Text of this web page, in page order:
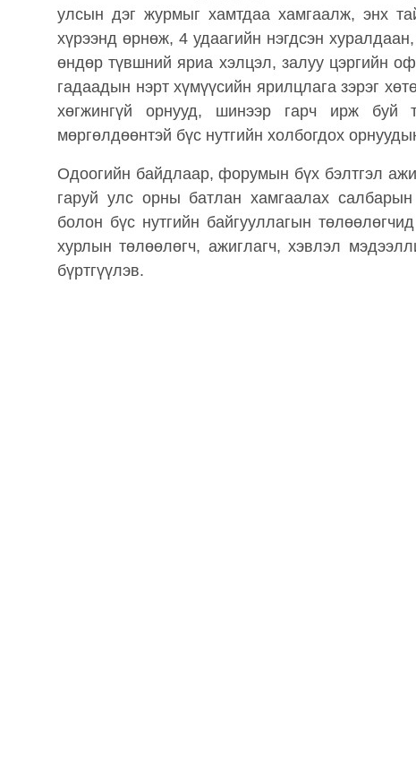
улсын дэг журмыг хамтдаа хамгаалж, энх
хүрээнд өрнөж, 4 удаагийн нэгдсэн
өндөр түвшний яриа хэлцэл, залуу цэргийн
гадаадын нэрт хүмүүсийн ярилцлага зэрэг
хөгжингүй орнууд, шинээр гарч ирж буй
мөргөлдөөнтэй бүс нутгийн холбогдох
Одоогийн байдлаар, форумын бүх бэлтгэл
гаруй улс орны батлан ​​хамгаалах
болон бүс нутгийн байгууллагын
хурлын төлөөлөгч, ажиглагч, хэвлэл
бүртгүүлэв.